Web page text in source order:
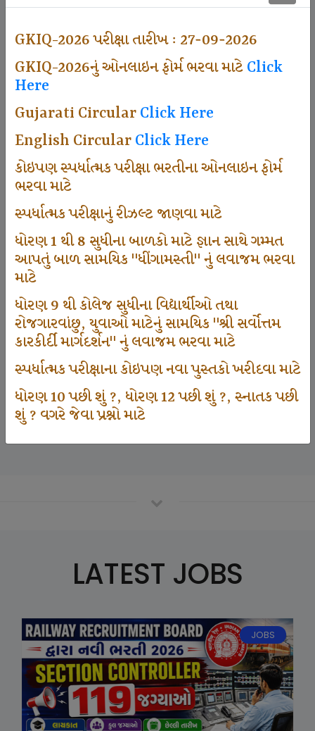
GKIQ-2026 પરીક્ષા તારીખ : 27-09-2026
GKIQ-2026નું ઓનલાઇન ફોર્મ ભરવા માટેClick
Here
Gujarati CircularClick Here
English CircularClick Here
કોઇપણ સ્પર્ધાત્મક પરીક્ષા ભરતીના ઓનલાઇન ફોર્મ
ભરવા માટે
સ્પર્ધાત્મક પરીક્ષાનું રીઝલ્ટ જાણવા માટે
ધોરણ 1 થી 8 સુધીના બાળકો માટે જ્ઞાન સાથે ગમ્મત
આપતું બાળ સામયિક "ધીંગામસ્તી" નું લવાજમ ભરવા
માટે
ધોરણ 9 થી કોલેજ સુધીના વિદ્યાર્થીઓ તથા
રોજગારવાંછુ, યુવાઓ માટેનું સામયિક "શ્રી સર્વોત્તમ
કારકીર્દી માર્ગદર્શન" નું લવાજમ ભરવા માટે
સ્પર્ધાત્મક પરીક્ષાના કોઇપણ નવા પુસ્તકો ખરીદવા માટે
ધોરણ 10 પછી શું ?, ધોરણ 12 પછી શું ?, સ્નાતક પછી
શું ? વગરે જેવા પ્રશ્નો માટે
497
Dhingamasti Subscription
666
1000
Participate School In GKIQ
125000
LATEST JOBS
JOBS